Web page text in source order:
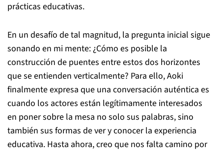
prácticas educativas.
En un desafío de tal magnitud, la pregunta inicial sigue
sonando en mi mente: ¿Cómo es posible la
construcción de puentes entre estos dos horizontes
que se entienden verticalmente? Para ello, Aoki
finalmente expresa que una conversación auténtica es
cuando los actores están legítimamente interesados
en poner sobre la mesa no solo sus palabras, sino
también sus formas de ver y conocer la experiencia
educativa. Hasta ahora, creo que nos falta camino por